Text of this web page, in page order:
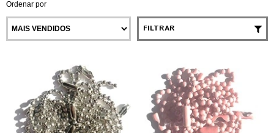
Ordenar por
FILTRAR